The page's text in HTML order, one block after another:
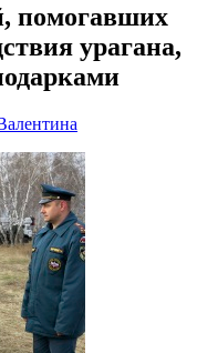
помогавших
урагана,